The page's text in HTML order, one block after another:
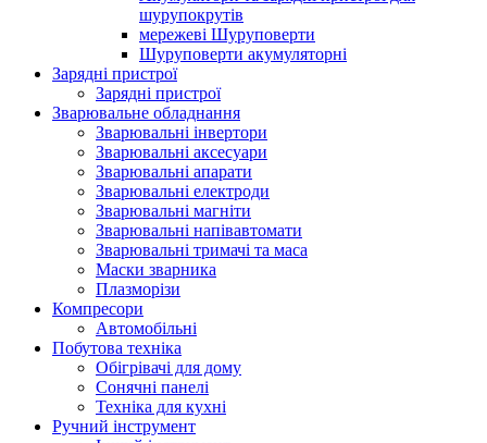
шурупокрутів
мережеві Шуруповерти
Шуруповерти акумуляторні
Зарядні пристрої
Зарядні пристрої
Зварювальне обладнання
Зварювальні інвертори
Зварювальні аксесуари
Зварювальні апарати
Зварювальні електроди
Зварювальні магніти
Зварювальні напівавтомати
Зварювальні тримачі та маса
Маски зварника
Плазморізи
Компресори
Автомобільні
Побутова техніка
Обігрівачі для дому
Сонячні панелі
Техніка для кухні
Ручний інструмент